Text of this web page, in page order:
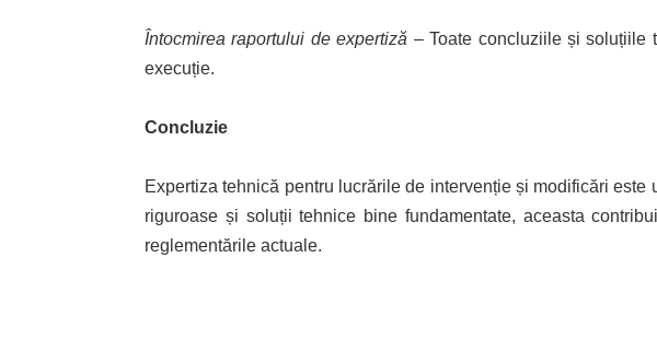
Întocmirea raportului de expertiză – Toate concluziile și soluțiile
execuție.
Concluzie
Expertiza tehnică pentru lucrările de intervenție și modificări
riguroase și soluții tehnice bine fundamentate, aceasta
reglementările actuale.